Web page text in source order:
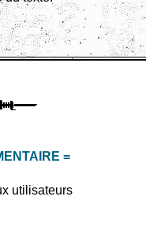
=
utilisateurs